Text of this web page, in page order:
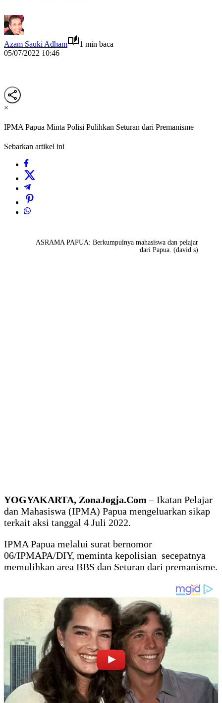
Azam Sauki Adham
1 min baca
05/07/2022 10:46
×
IPMA Papua Minta Polisi Pulihkan Seturan dari Premanisme
Sebarkan artikel ini
ASRAMA PAPUA: Berkumpulnya mahasiswa dan pelajar
dari Papua. (david s)
YOGYAKARTA, ZonaJogja.Com – Ikatan Pelajar
dan Mahasiswa (IPMA) Papua mengeluarkan sikap
terkait aksi tanggal 4 Juli 2022.
IPMA Papua melalui surat bernomor
06/IPMAPA/DIY, meminta kepolisian secepatnya
memulihkan area BBS dan Seturan dari premanisme.